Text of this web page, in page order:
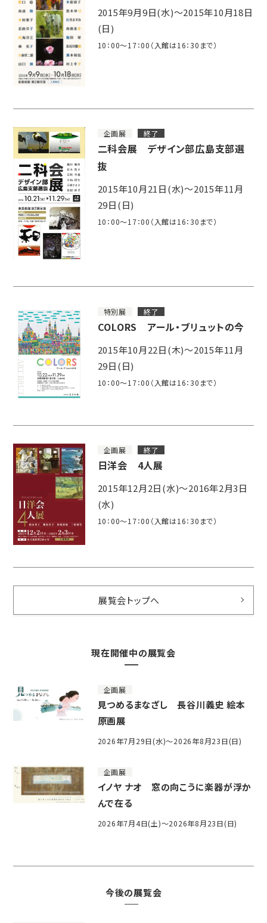
2015年9月9日(水)～2015年10月18日
(日)
10：00～17：00（入館は16：30まで）
企画展 終了
二科会展 デザイン部広島支部選
抜
2015年10月21日(水)～2015年11月
29日(日)
10：00～17：00（入館は16：30まで）
特別展 終了
COLORS アール・ブリュットの今
2015年10月22日(木)～2015年11月
29日(日)
10：00～17：00（入館は16：30まで）
企画展 終了
日洋会 4人展
2015年12月2日(水)～2016年2月3日
(水)
10：00～17：00（入館は16：30まで）
展覧会トップへ
現在開催中の展覧会
企画展
見つめるまなざし 長谷川義史 絵本
原画展
2026年7月29日(水)～2026年8月23日(日)
企画展
イノヤ ナオ 窓の向こうに楽器が浮か
んで在る
2026年7月4日(土)～2026年8月23日(日)
今後の展覧会